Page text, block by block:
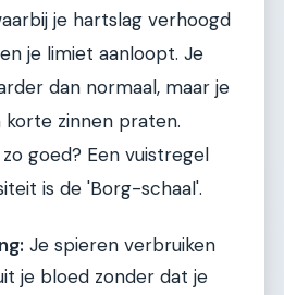
je hartslag verhoogd
je limiet aanloopt. Je
dan normaal, maar je
zinnen praten.
goed? Een vuistregel
is de 'Borg-schaal'.
Je spieren verbruiken
je bloed zonder dat je